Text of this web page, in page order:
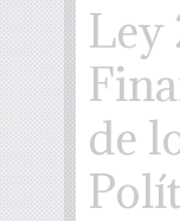
Ley
de